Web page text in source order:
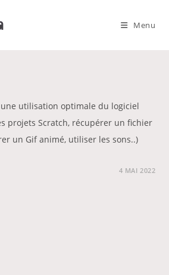
Menu
utilisation optimale du logiciel
projets Scratch, récupérer un fichier
un Gif animé, utiliser les sons..)
4 MAI 2022